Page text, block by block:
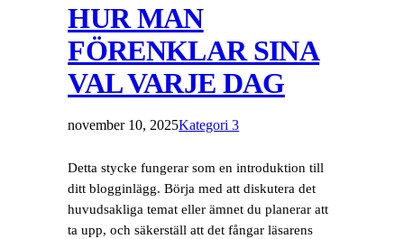
HUR MAN
FÖRENKLAR SINA
VAL VARJE DAG
november 10, 2025Kategori 3
Detta stycke fungerar som en introduktion till
ditt blogginlägg. Börja med att diskutera det
huvudsakliga temat eller ämnet du planerar att
ta upp, och säkerställ att det fångar läsarens